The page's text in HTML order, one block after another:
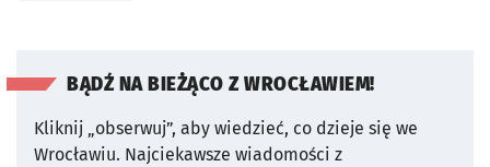
BĄDŹ NA BIEŻĄCO Z WROCŁAWIEM!
Kliknij „obserwuj”, aby wiedzieć, co dzieje się we
Wrocławiu. Najciekawsze wiadomości z